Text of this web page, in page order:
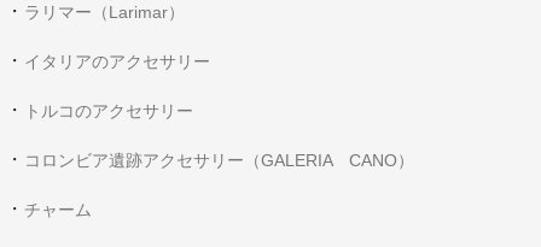
ラリマー（Larimar）
イタリアのアクセサリー
トルコのアクセサリー
コロンビア遺跡アクセサリー（GALERIA CANO）
チャーム